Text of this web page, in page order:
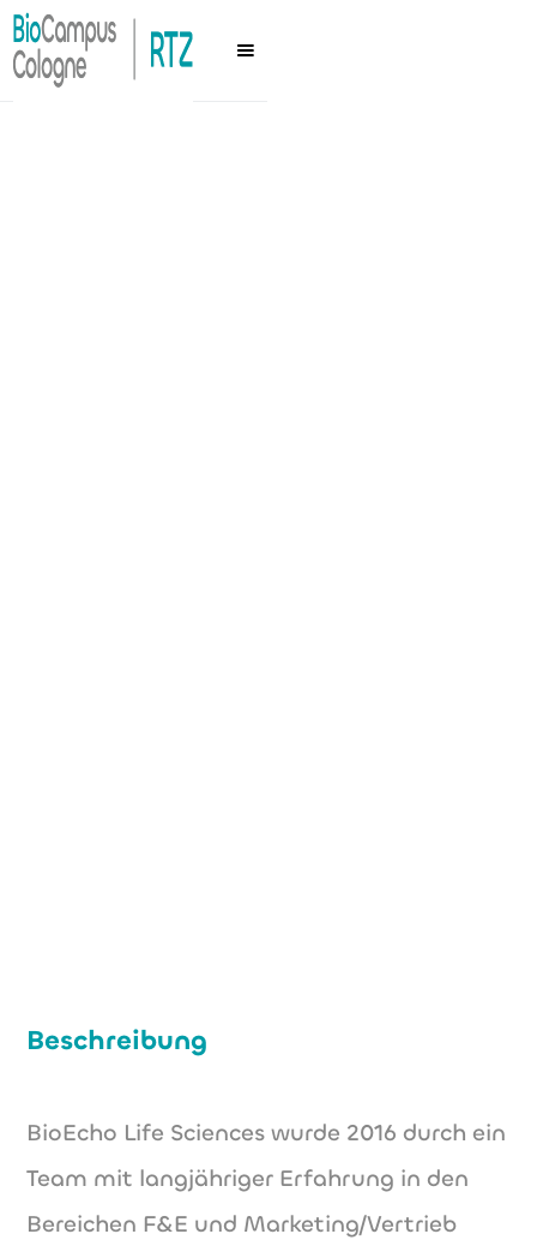
Beschreibung
BioEcho Life Sciences wurde 2016 durch ein
Team mit langjähriger Erfahrung in den
Bereichen F&E und Marketing/Vertrieb